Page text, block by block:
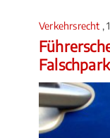
Verkehrsrecht ,